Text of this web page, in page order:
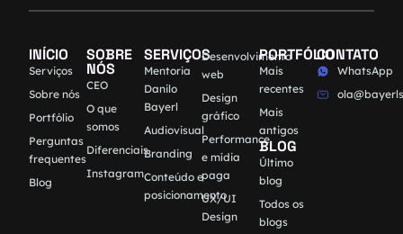
INÍCIO
Serviços
Sobre nós
Portfólio
Perguntas
frequentes
Blog
SOBRE
NÓS
CEO
O que
somos
Diferenciais
Instagram
SERVIÇOS
Mentoria
Danilo
Bayerl
Audiovisual
Branding
Conteúdo e
posicionamento
Desenvolvimento
web
Design
gráfico
Performance
e mídia
paga
UX/UI
Design
PORTFÓLIO
Mais
recentes
Mais
antigos
BLOG
Último
blog
Todos os
blogs
CONTATO
WhatsApp